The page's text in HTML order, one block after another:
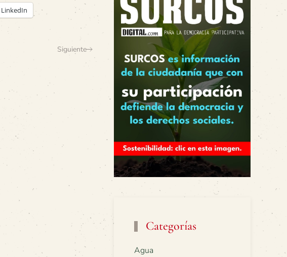
LinkedIn
Siguiente
Categorías
Agua